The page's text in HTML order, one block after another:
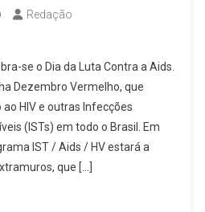
Redação
se o Dia da Luta Contra a Aids.
Dezembro Vermelho, que
HIV e outras Infecções
(ISTs) em todo o Brasil. Em
IST / Aids / HV estará a
que […]